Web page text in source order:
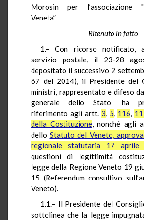
Morosin per l’associazione
Veneta”.
Ritenuto in fatto
1.– Con ricorso notificato,
servizio postale, il 23-28
depositato il successivo 2
67 del 2014), il Presidente del
ministri, rappresentato e difeso
generale dello Stato, ha
riferimento agli artt. 3, 5, 116,
della Costituzione, nonché agli
dello Statuto del Veneto,
regionale statutaria 17
questioni di legittimità
legge della Regione Veneto 19
15 (Referendum consultivo
Veneto).
1.1.– Il Presidente del
sottolinea che la legge